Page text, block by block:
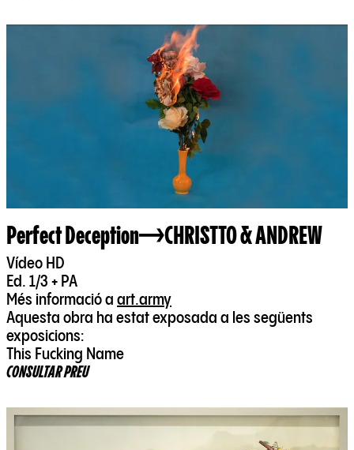
Perfect Deception CHRISTTO & ANDREW
Vídeo HD
Ed. 1/3 + PA
Més informació a art.army
Aquesta obra ha estat exposada a les següents
exposicions:
This Fucking Name
CONSULTAR PREU